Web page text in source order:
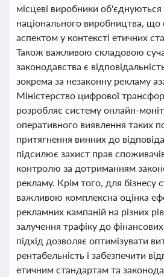
місцеві виробники
національного виробництва,
аспектом у контексті етичних
Також важливою складовою
законодавства є
зокрема за незаконну рекламу
Міністерство цифрової
розробляє систему онлайн-
оперативного виявлення таких
притягнення винних до
підсилює захист прав
контролю за дотриманням
рекламу. Крім того, для бізнесу
важливою комплексна оцінка
рекламних кампаній на різних
залучення трафіку до фінансових
підхід дозволяє оптимізувати
рентабельність і забезпечити
етичним стандартам та